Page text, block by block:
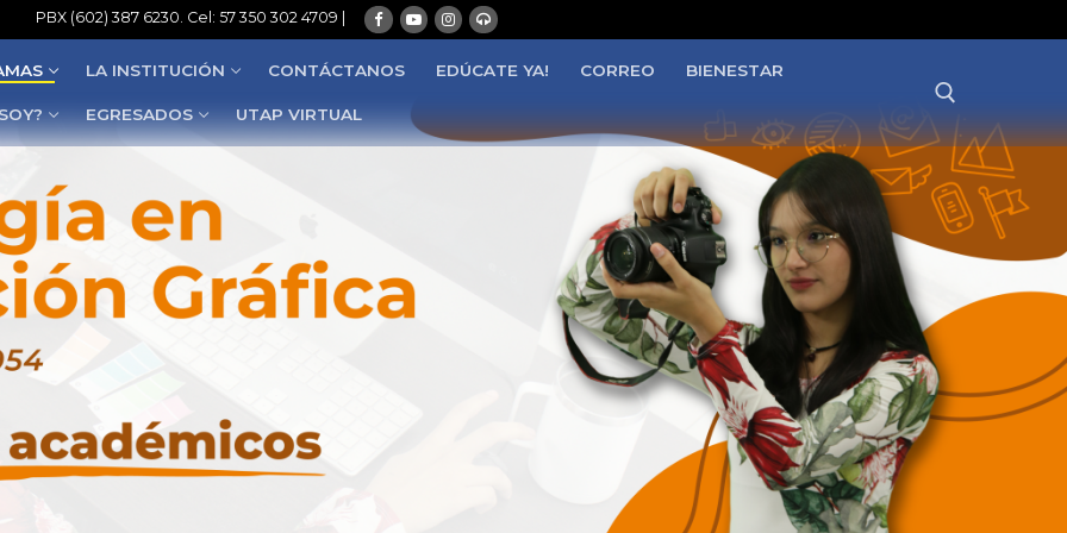
PBX (602) 387 6230. Cel: 57 350 302 4709 |
LA INSTITUCIÓN CONTÁCTANOS EDÚCATE YA! CORREO BIENESTAR
EGRESADOS UTAP VIRTUAL
Buscar: